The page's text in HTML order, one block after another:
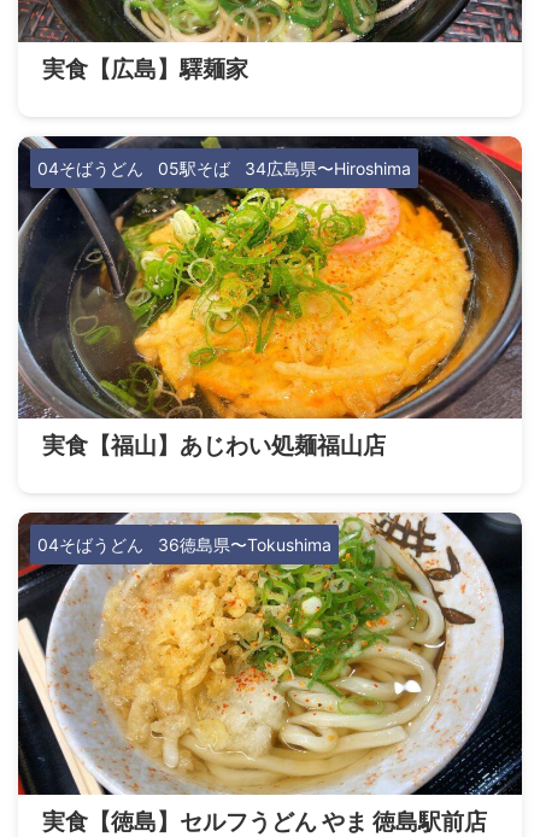
実食【広島】驛麺家
04そばうどん 05駅そば 34広島県〜Hiroshima
実食【福山】あじわい処麺福山店
04そばうどん 36徳島県〜Tokushima
実食【徳島】セルフうどん やま 徳島駅前店